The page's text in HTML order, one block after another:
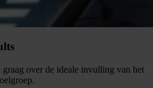
graag over de ideale invulling van het